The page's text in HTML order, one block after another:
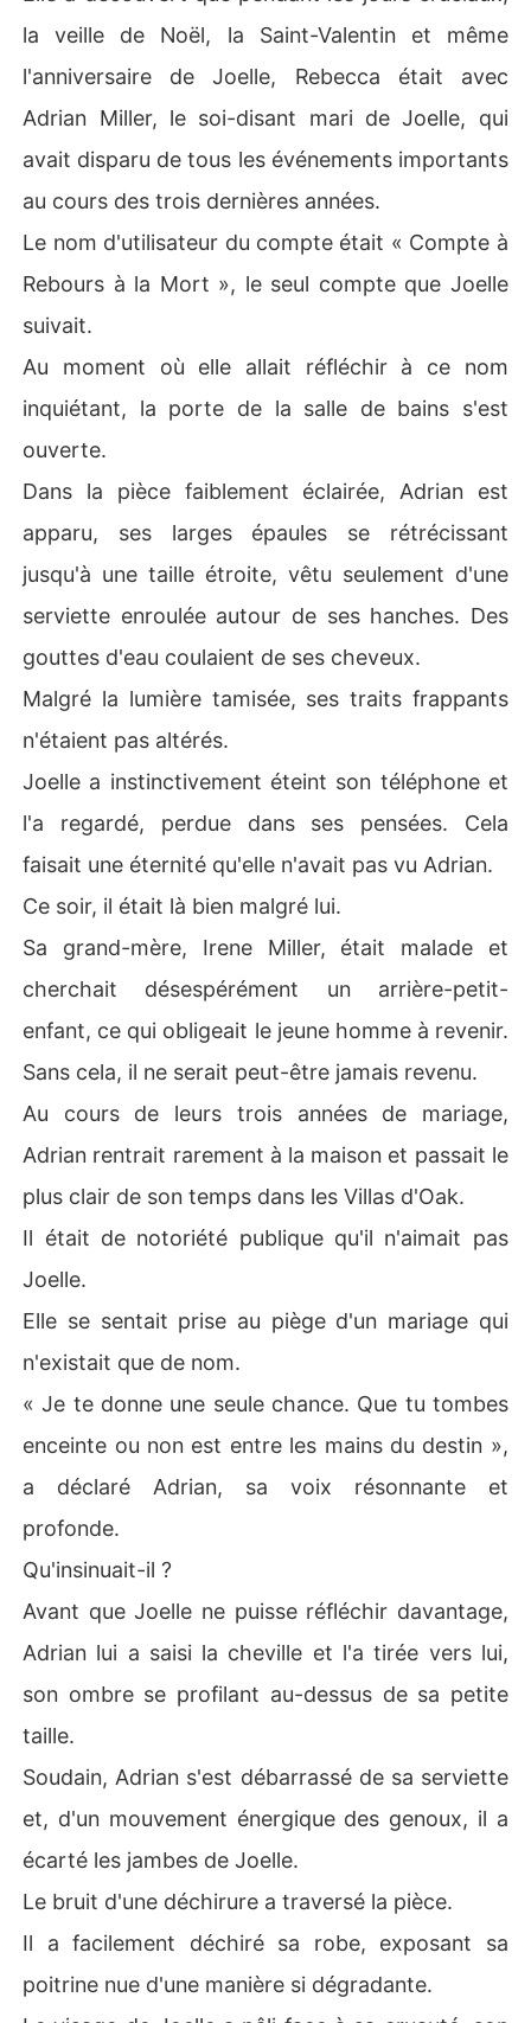
la veille de Noël, la Saint-Valentin et même
l'anniversaire de Joelle, Rebecca était avec
Adrian Miller, le soi-disant mari de Joelle, qui
avait disparu de tous les événements importants
au cours des trois dernières années.
Le nom d'utilisateur du compte était « Compte à
Rebours à la Mort », le seul compte que Joelle
suivait.
Au moment où elle allait réfléchir à ce nom
inquiétant, la porte de la salle de bains s'est
ouverte.
Dans la pièce faiblement éclairée, Adrian est
apparu, ses larges épaules se rétrécissant
jusqu'à une taille étroite, vêtu seulement d'une
serviette enroulée autour de ses hanches. Des
gouttes d'eau coulaient de ses cheveux.
Malgré la lumière tamisée, ses traits frappants
n'étaient pas altérés.
Joelle a instinctivement éteint son téléphone et
l'a regardé, perdue dans ses pensées. Cela
faisait une éternité qu'elle n'avait pas vu Adrian.
Ce soir, il était là bien malgré lui.
Sa grand-mère, Irene Miller, était malade et
cherchait désespérément un arrière-petit-
enfant, ce qui obligeait le jeune homme à revenir.
Sans cela, il ne serait peut-être jamais revenu.
Au cours de leurs trois années de mariage,
Adrian rentrait rarement à la maison et passait le
plus clair de son temps dans les Villas d'Oak.
Il était de notoriété publique qu'il n'aimait pas
Joelle.
Elle se sentait prise au piège d'un mariage qui
n'existait que de nom.
« Je te donne une seule chance. Que tu tombes
enceinte ou non est entre les mains du destin »,
a déclaré Adrian, sa voix résonnante et
profonde.
Qu'insinuait-il ?
Avant que Joelle ne puisse réfléchir davantage,
Adrian lui a saisi la cheville et l'a tirée vers lui,
son ombre se profilant au-dessus de sa petite
taille.
Soudain, Adrian s'est débarrassé de sa serviette
et, d'un mouvement énergique des genoux, il a
écarté les jambes de Joelle.
Le bruit d'une déchirure a traversé la pièce.
Il a facilement déchiré sa robe, exposant sa
poitrine nue d'une manière si dégradante.